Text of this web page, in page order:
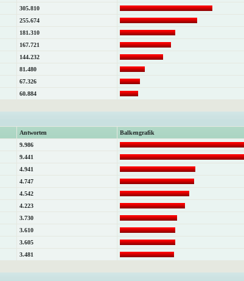
305.810
255.674
181.310
167.721
144.232
81.480
67.326
60.884
Antworten
Balkengrafik
9.986
9.441
4.941
4.747
4.542
4.223
3.730
3.610
3.605
3.481